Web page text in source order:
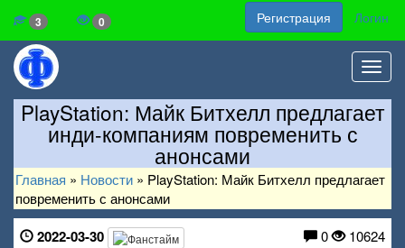
3 0 Регистрация Логин
PlayStation: Майк Битхелл предлагает
инди-компаниям повременить с
анонсами
Главная » Новости » PlayStation: Майк Битхелл предлагает
повременить с анонсами
2022-03-30 0 10624